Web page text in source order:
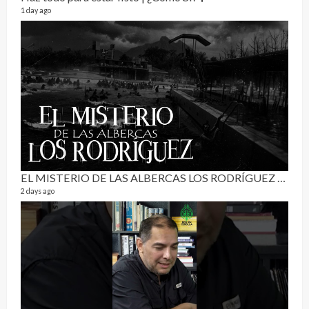
1 day ago
EL MISTERIO DE LAS ALBERCAS LOS RODRÍGUEZ | RELATO PARANORMAL
2 days ago